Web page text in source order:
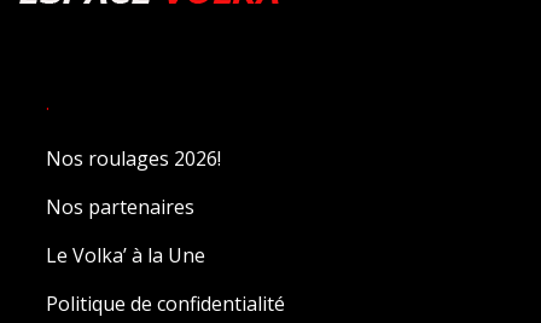
.
Nos roulages 2026!
Nos partenaires
Le Volka’ à la Une
Politique de confidentialité